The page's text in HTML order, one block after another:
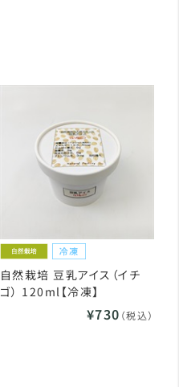
自然栽培 豆乳アイス（イチ
ゴ） 120ml【冷凍】
¥730 （税込）